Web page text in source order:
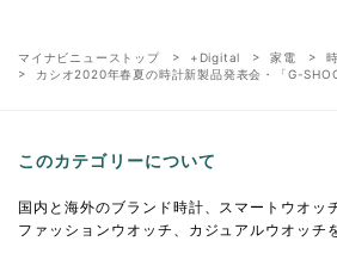
マイナビニューストップ +Digital 家電
カシオ2020年春夏の時計新製品発表会・「G-
このカテゴリーについて
国内と海外のブランド時計、スマートウオッ
ファッションウオッチ、カジュアルウオッチ